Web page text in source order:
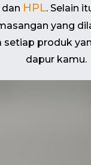
HPL. Selain
yang
produk
dapur kamu.